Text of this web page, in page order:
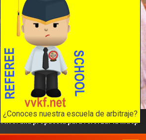
¿Conoces nuestra escuela de arbitraje?
mrprepor: el
en internet
El karate en internet
para reforzar la independencia